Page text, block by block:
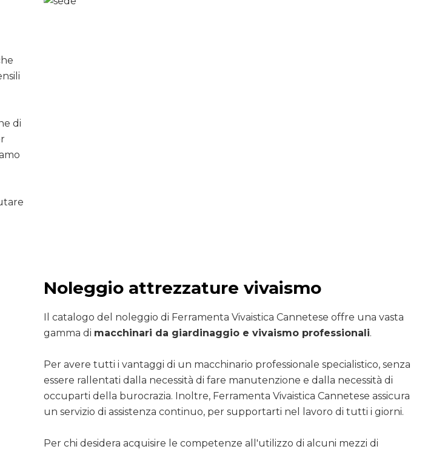
di
Noleggio attrezzature vivaismo
Il catalogo del noleggio di Ferramenta Vivaistica Cannetese offre una vasta
gamma di macchinari da giardinaggio e vivaismo professionali.
Per avere tutti i vantaggi di un macchinario professionale specialistico, senza
essere rallentati dalla necessità di fare manutenzione e dalla necessità di
occuparti della burocrazia. Inoltre, Ferramenta Vivaistica Cannetese assicura
un servizio di assistenza continuo, per supportarti nel lavoro di tutti i giorni.
Per chi desidera acquisire le competenze all'utilizzo di alcuni mezzi di